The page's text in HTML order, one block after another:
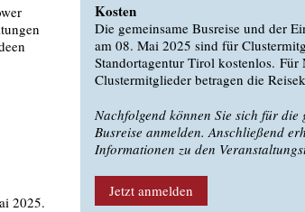
2025.
Kosten
Die gemeinsame Busreise und der
am 08. Mai 2025 sind für
Standortagentur Tirol kostenlos. Für
Clustermitglieder betragen die
Nachfolgend können Sie sich für die
Busreise anmelden. Anschließend
Informationen zu den
Jetzt anmelden